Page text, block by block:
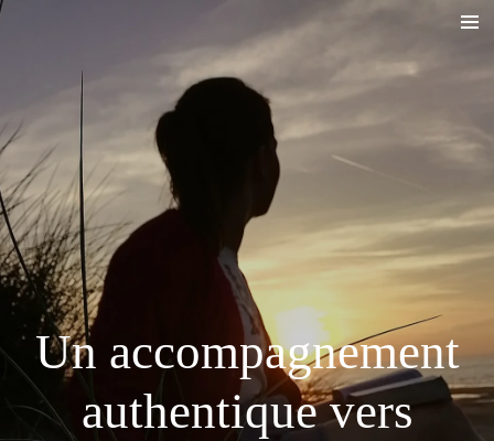
principal
Un accompagnement
authentique vers